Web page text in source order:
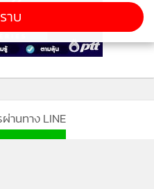
ะของการกระทบทางด้าน
นหนึ่ง พอมีข่าวคราวแบบนี้
นโยบายที่เปิดเผยนี่ดีกว่า คือ
านทาง LINE
าบ